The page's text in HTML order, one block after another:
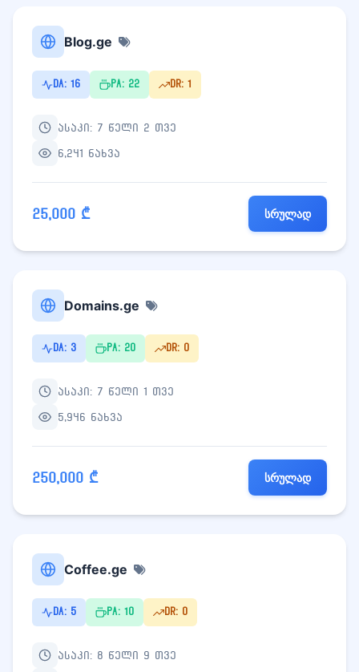
Blog.ge
DA: 16 PA: 22 DR: 1
ასაკი: 7 წელი 2 თვე
6,241 ნახვა
25,000 ₾ სრულად
Domains.ge
DA: 3 PA: 20 DR: 0
ასაკი: 7 წელი 1 თვე
5,946 ნახვა
250,000 ₾ სრულად
Coffee.ge
DA: 5 PA: 10 DR: 0
ასაკი: 8 წელი 9 თვე